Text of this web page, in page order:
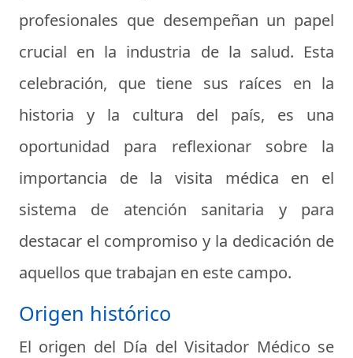
profesionales que desempeñan un papel
crucial en la industria de la salud. Esta
celebración, que tiene sus raíces en la
historia y la cultura del país, es una
oportunidad para reflexionar sobre la
importancia de la visita médica en el
sistema de atención sanitaria y para
destacar el compromiso y la dedicación de
aquellos que trabajan en este campo.
Origen histórico
El origen del Día del Visitador Médico se